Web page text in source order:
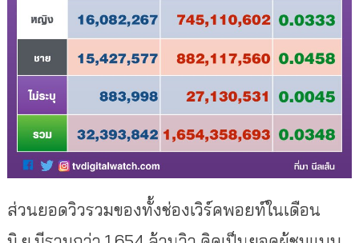
ส่วนยอดวิวรวมของทั้งช่องเวิร์คพอยท์ในเดือน